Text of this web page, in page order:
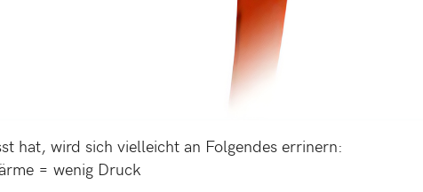
hat, wird sich vielleicht an Folgendes errinern:
= wenig Druck